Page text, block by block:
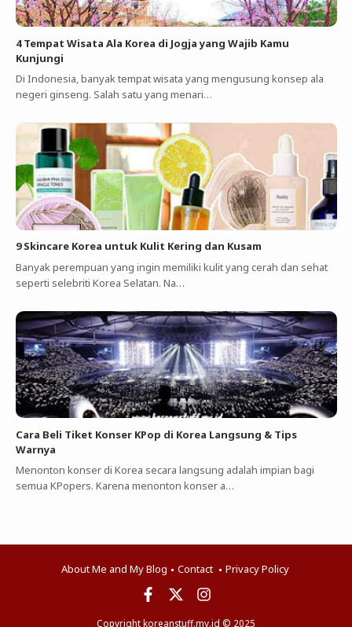
4 Tempat Wisata Ala Korea di Jogja yang Wajib Kamu
Kunjungi
Di Indonesia, banyak tempat wisata yang mengusung konsep ala
negeri ginseng. Salah satu yang menari…
9 Skincare Korea untuk Kulit Kering dan Kusam
Banyak perempuan yang ingin memiliki kulit yang cerah dan sehat
seperti selebriti Korea Selatan. Na…
Cara Beli Tiket Konser KPop di Korea Langsung & Tips
Warnya
Menonton konser di Korea secara langsung adalah impian bagi
semua KPopers. Karena menonton konser a…
About Me and My Blog Contact Privacy Policy
Copyright koreanstuff.my.id © 2025